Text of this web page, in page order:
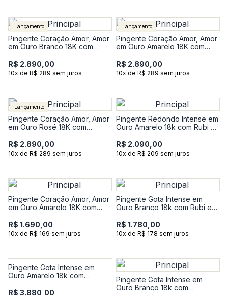
Lançamento
Pingente Coração Amor, Amor
em Ouro Branco 18K com
Diamantes
R$ 2.890,00
10x de R$ 289 sem juros
Lançamento
Pingente Coração Amor, Amor
em Ouro Amarelo 18K com
Diamantes
R$ 2.890,00
10x de R$ 289 sem juros
Lançamento
Pingente Coração Amor, Amor
em Ouro Rosé 18K com
Diamantes
R$ 2.890,00
10x de R$ 289 sem juros
Pingente Redondo Intense em
Ouro Amarelo 18k com Rubi e
R$ 2.090,00
10x de R$ 209 sem juros
Pingente Coração Amor, Amor
em Ouro Amarelo 18K com
R$ 1.690,00
10x de R$ 169 sem juros
Pingente Gota Intense em
Ouro Branco 18k com Rubi e
R$ 1.780,00
10x de R$ 178 sem juros
Pingente Gota Intense em
Ouro Amarelo 18k com
Diamantes
R$ 3.880,00
Pingente Gota Intense em
Ouro Branco 18k com